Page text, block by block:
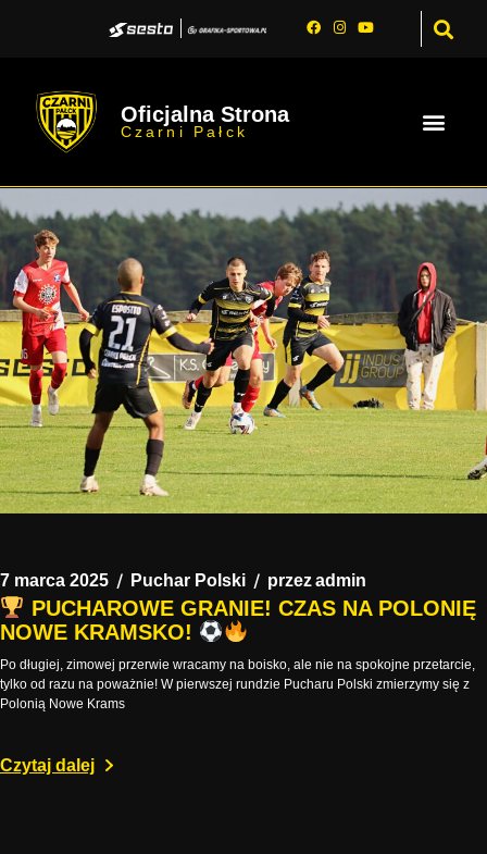
Oficjalna Strona
Czarni Pałck
7 marca 2025 Puchar Polski przezadmin
PUCHAROWE GRANIE! CZAS NA POLONIĘ
NOWE KRAMSKO!
Po długiej, zimowej przerwie wracamy na boisko, ale nie na spokojne przetarcie,
tylko od razu na poważnie! W pierwszej rundzie Pucharu Polski zmierzymy się z
Polonią Nowe Krams
Czytaj dalej